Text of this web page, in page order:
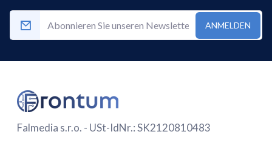
ANMELDEN
Falmedia s.r.o. - USt-IdNr.: SK2120810483